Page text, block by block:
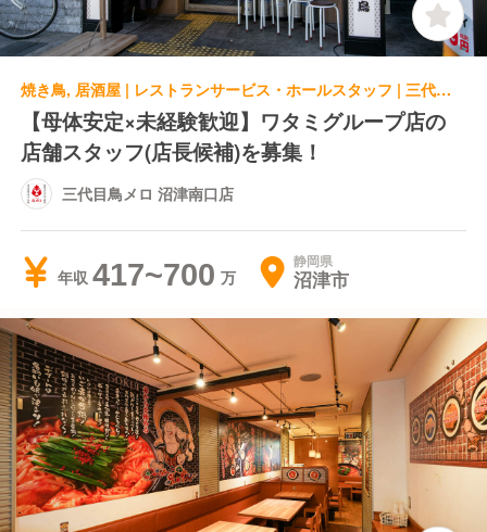
焼き鳥, 居酒屋 | レストランサービス・ホールスタッフ | 三代目鳥メロ 沼津南口店
【母体安定×未経験歓迎】ワタミグループ店の
店舗スタッフ(店長候補)を募集！
三代目鳥メロ 沼津南口店
年収 417~700 静岡県
沼津市